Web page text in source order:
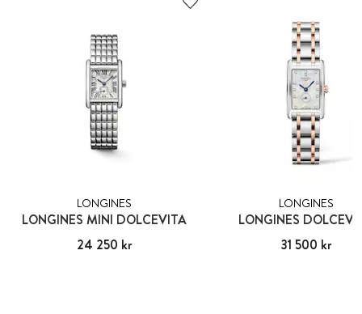
LONGINES
LONGINES MINI DOLCEVITA
Pris:24 250 kr
24 250 kr
LONGINES
LONGINES
Pris: 31 500 kr
31 500 kr